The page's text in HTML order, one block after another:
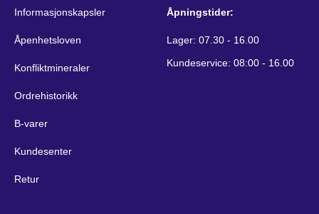
Informasjonskapsler
Åpenhetsloven
Konfliktmineraler
Ordrehistorikk
B-varer
Kundesenter
Retur
Åpningstider:
Lager: 07.30 - 16.00
Kundeservice: 08:00 - 16.00